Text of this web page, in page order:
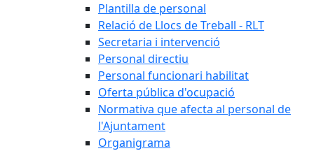
Plantilla de personal
Relació de Llocs de Treball - RLT
Secretaria i intervenció
Personal directiu
Personal funcionari habilitat
Oferta pública d'ocupació
Normativa que afecta al personal de
l'Ajuntament
Organigrama